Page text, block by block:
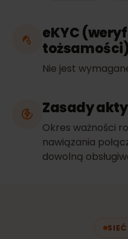
eKYC
tożsamości)
Nie jest
Zasady
Okres ważności
nawiązania
dowolną